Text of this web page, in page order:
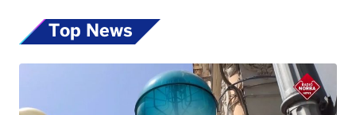
Top News